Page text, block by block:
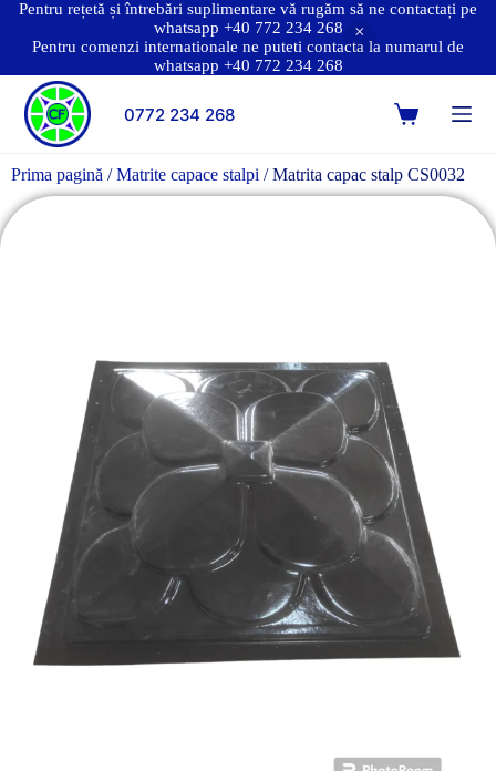
Pentru rețetă și întrebări suplimentare vă rugăm să ne contactați pe
whatsapp +40 772 234 268
Pentru comenzi internationale ne puteti contacta la numarul de
whatsapp +40 772 234 268
0772 234 268
Prima pagină /Matrite capace stalpi / Matrita capac stalp CS0032